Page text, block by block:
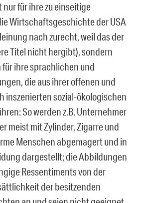
für ihre zu einseitige
Wirtschaftsgeschichte der USA
nach zurecht, weil das der
Titel nicht hergibt), sondern
für ihre sprachlichen und
die aus ihrer offenen und
inszenierten sozial-ökologischen
So werden z.B. Unternehmer
meist mit Zylinder, Zigarre und
Menschen abgemagert und in
dargestellt; die Abbildungen
Ressentiments von der
der besitzenden